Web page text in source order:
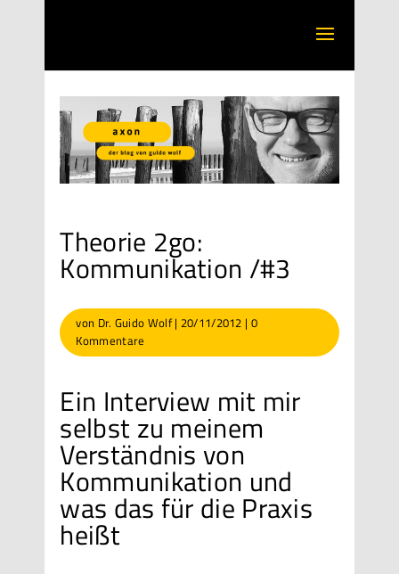
Theorie 2go:
Kommunikation /#3
von Dr. Guido Wolf| 20/11/2012 | 0
Kommentare
Ein Interview mit mir
selbst zu meinem
Verständnis von
Kommunikation und
was das für die Praxis
heißt